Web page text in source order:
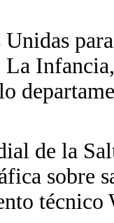
Unidas
de la
sobre